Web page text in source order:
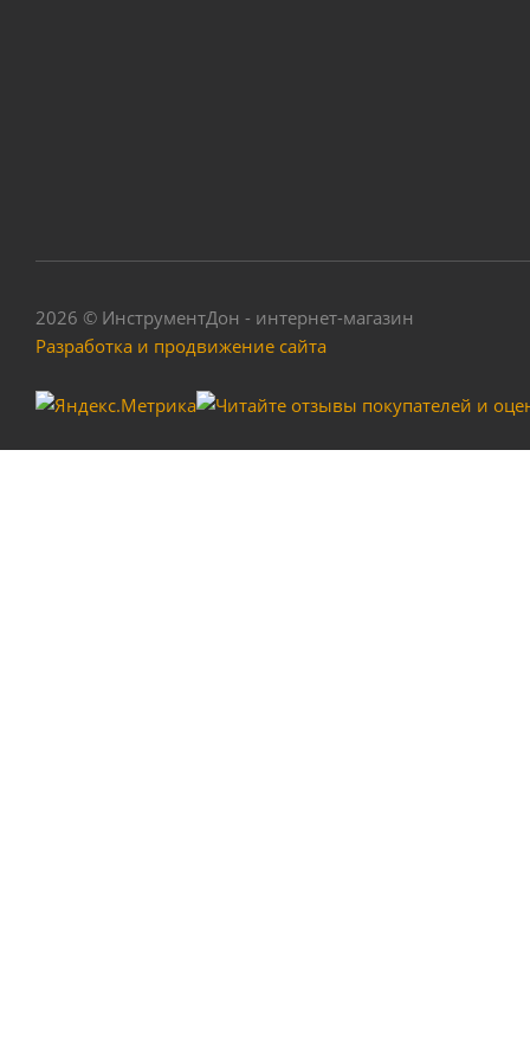
2026 © ИнструментДон - интернет-магазин
Разработка и продвижение сайта